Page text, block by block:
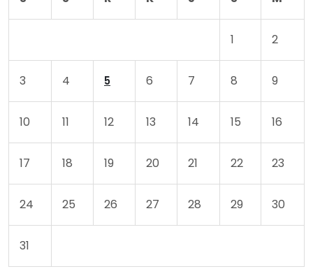
1 2
3 4 5 6 7 8 9
10 11 12 13 14 15 16
17 18 19 20 21 22 23
24 25 26 27 28 29 30
31